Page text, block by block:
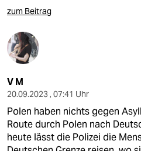
zum Beitrag
V M
20.09.2023 , 07:41 Uhr
Polen haben nichts gegen
Route durch Polen nach
heute lässt die Polizei die